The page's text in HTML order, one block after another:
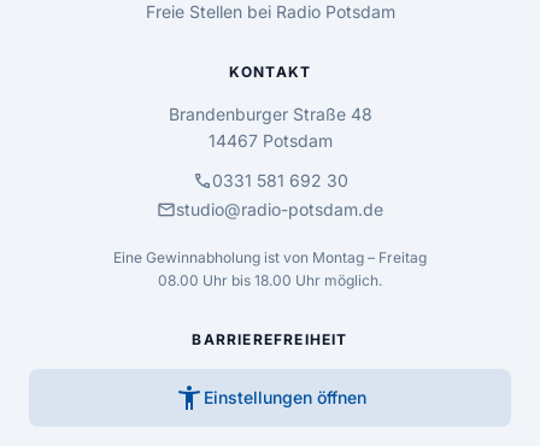
Freie Stellen bei Radio Potsdam
KONTAKT
Brandenburger Straße 48
14467 Potsdam
call0331 581 692 30
mailstudio@radio-potsdam.de
Eine Gewinnabholung ist von Montag – Freitag
08.00 Uhr bis 18.00 Uhr möglich.
BARRIEREFREIHEIT
accessibility_new Einstellungen öffnen